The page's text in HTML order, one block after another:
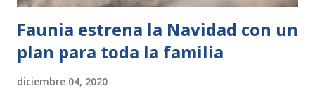
Faunia estrena la Navidad con un
plan para toda la familia
diciembre 04, 2020